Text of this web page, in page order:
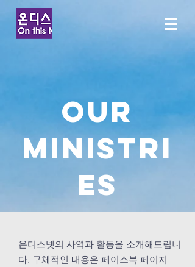
OUR
MINISTRI
ES
온디스넷의 사역과 활동을 소개해드립니
다. 구체적인 내용은 페이스북 페이지